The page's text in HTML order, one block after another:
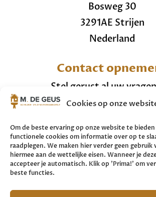
Cookies op onze
Om de beste ervaring op onze website te
functionele cookies om informatie over op te
raadplegen. We maken hier verder geen gebruik
hiermee aan de wettelijke eisen. Wanneer je
accepteer je automatisch. Klik op 'Prima!' om
beste functies.
Bosweg 30
3291AE Strijen
Nederland
Contact
Stel gerust al uw
+31 (0)6 20287457
Bekijk hier ons